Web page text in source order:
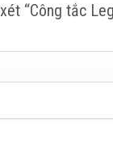
“Công tắc